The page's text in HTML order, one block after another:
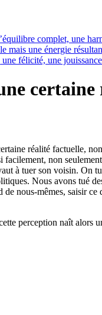
complet, une
une énergie
félicité, une
réalité factuelle,
non
à tuer son voisin. On
Nous avons tué
nous-mêmes, saisir
perception naît alors